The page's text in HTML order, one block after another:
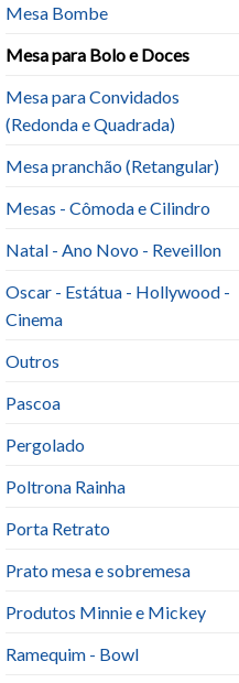
Mesa Bombe
Mesa para Bolo e Doces
Mesa para Convidados
(Redonda e Quadrada)
Mesa pranchão (Retangular)
Mesas - Cômoda e Cilindro
Natal - Ano Novo - Reveillon
Oscar - Estátua - Hollywood -
Cinema
Outros
Pascoa
Pergolado
Poltrona Rainha
Porta Retrato
Prato mesa e sobremesa
Produtos Minnie e Mickey
Ramequim - Bowl